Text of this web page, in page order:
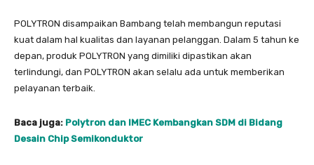
POLYTRON disampaikan Bambang telah membangun reputasi
kuat dalam hal kualitas dan layanan pelanggan. Dalam 5 tahun ke
depan, produk POLYTRON yang dimiliki dipastikan akan
terlindungi, dan POLYTRON akan selalu ada untuk memberikan
pelayanan terbaik.
Baca juga: Polytron dan IMEC Kembangkan SDM di Bidang
Desain Chip Semikonduktor